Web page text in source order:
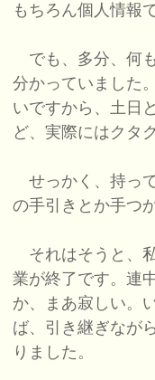
もちろん個人情報
でも、多分、何
分かっていました
いですから、土日
ど、実際にはクタ
せっかく、持っ
の手引きとか手つ
それはそうと、
業が終了です。連
か、まあ寂しい。
ば、引き継ぎなが
りました。